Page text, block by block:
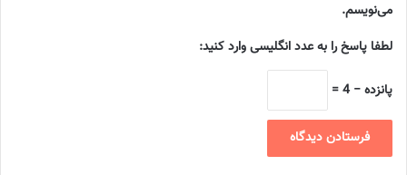
می‌نویسم.
لطفا پاسخ را به عدد انگلیسی وارد کنید:
پانزده − 4 =